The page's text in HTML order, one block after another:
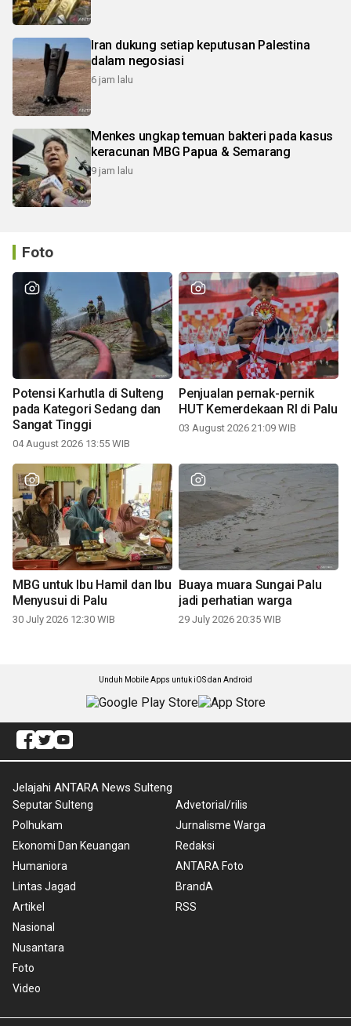
Iran dukung setiap keputusan Palestina
dalam negosiasi
6 jam lalu
Menkes ungkap temuan bakteri pada kasus
keracunan MBG Papua & Semarang
9 jam lalu
Foto
Potensi Karhutla di Sulteng
pada Kategori Sedang dan
Sangat Tinggi
04 August 2026 13:55 WIB
Penjualan pernak-pernik
HUT Kemerdekaan RI di Palu
03 August 2026 21:09 WIB
MBG untuk Ibu Hamil dan Ibu
Menyusui di Palu
30 July 2026 12:30 WIB
Buaya muara Sungai Palu
jadi perhatian warga
29 July 2026 20:35 WIB
Unduh Mobile Apps untuk iOS dan Android
Jelajahi ANTARA News Sulteng
Seputar Sulteng
Polhukam
Ekonomi Dan Keuangan
Humaniora
Lintas Jagad
Artikel
Nasional
Nusantara
Foto
Video
Advetorial/rilis
Jurnalisme Warga
Redaksi
ANTARA Foto
BrandA
RSS